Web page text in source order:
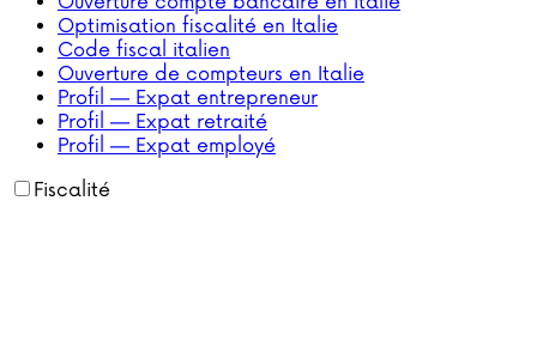
Optimisation fiscalité en Italie
Code fiscal italien
Ouverture de compteurs en Italie
Profil — Expat entrepreneur
Profil — Expat retraité
Profil — Expat employé
Fiscalité